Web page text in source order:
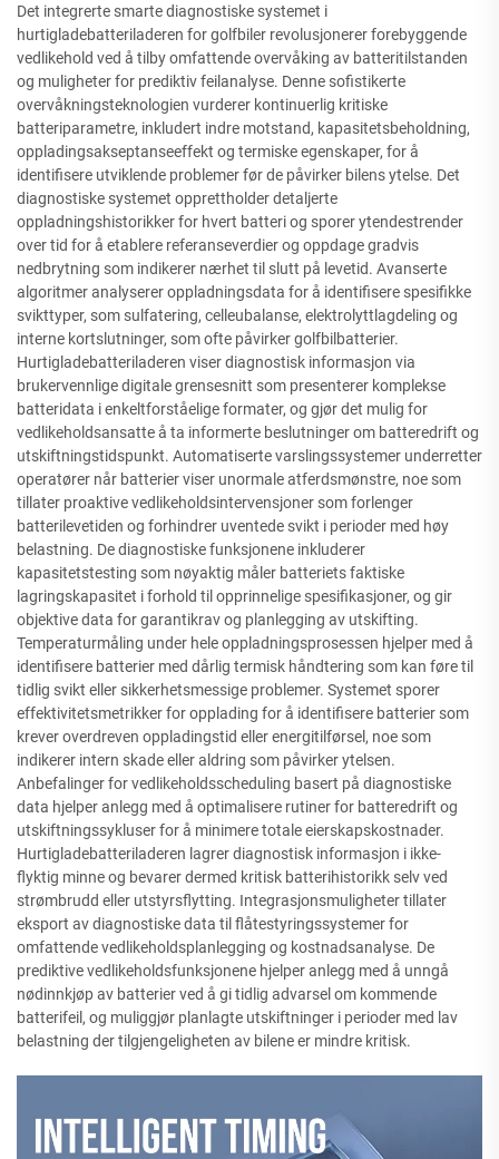
Det integrerte smarte diagnostiske systemet i
hurtigladebatteriladeren for golfbiler revolusjonerer forebyggende
vedlikehold ved å tilby omfattende overvåking av batteritilstanden
og muligheter for prediktiv feilanalyse. Denne sofistikerte
overvåkningsteknologien vurderer kontinuerlig kritiske
batteriparametre, inkludert indre motstand, kapasitetsbeholdning,
oppladingsakseptanseeffekt og termiske egenskaper, for å
identifisere utviklende problemer før de påvirker bilens ytelse. Det
diagnostiske systemet opprettholder detaljerte
oppladningshistorikker for hvert batteri og sporer ytendestrender
over tid for å etablere referanseverdier og oppdage gradvis
nedbrytning som indikerer nærhet til slutt på levetid. Avanserte
algoritmer analyserer oppladningsdata for å identifisere spesifikke
svikttyper, som sulfatering, celleubalanse, elektrolyttlagdeling og
interne kortslutninger, som ofte påvirker golfbilbatterier.
Hurtigladebatteriladeren viser diagnostisk informasjon via
brukervennlige digitale grensesnitt som presenterer komplekse
batteridata i enkeltforståelige formater, og gjør det mulig for
vedlikeholdsansatte å ta informerte beslutninger om batteredrift og
utskiftningstidspunkt. Automatiserte varslingssystemer underretter
operatører når batterier viser unormale atferdsmønstre, noe som
tillater proaktive vedlikeholdsintervensjoner som forlenger
batterilevetiden og forhindrer uventede svikt i perioder med høy
belastning. De diagnostiske funksjonene inkluderer
kapasitetstesting som nøyaktig måler batteriets faktiske
lagringskapasitet i forhold til opprinnelige spesifikasjoner, og gir
objektive data for garantikrav og planlegging av utskifting.
Temperaturmåling under hele oppladningsprosessen hjelper med å
identifisere batterier med dårlig termisk håndtering som kan føre til
tidlig svikt eller sikkerhetsmessige problemer. Systemet sporer
effektivitetsmetrikker for opplading for å identifisere batterier som
krever overdreven oppladingstid eller energitilførsel, noe som
indikerer intern skade eller aldring som påvirker ytelsen.
Anbefalinger for vedlikeholdsscheduling basert på diagnostiske
data hjelper anlegg med å optimalisere rutiner for batteredrift og
utskiftningssykluser for å minimere totale eierskapskostnader.
Hurtigladebatteriladeren lagrer diagnostisk informasjon i ikke-
flyktig minne og bevarer dermed kritisk batterihistorikk selv ved
strømbrudd eller utstyrsflytting. Integrasjonsmuligheter tillater
eksport av diagnostiske data til flåtestyringssystemer for
omfattende vedlikeholdsplanlegging og kostnadsanalyse. De
prediktive vedlikeholdsfunksjonene hjelper anlegg med å unngå
nødinnkjøp av batterier ved å gi tidlig advarsel om kommende
batterifeil, og muliggjør planlagte utskiftninger i perioder med lav
belastning der tilgjengeligheten av bilene er mindre kritisk.